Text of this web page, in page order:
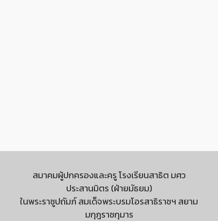
สมาคมผู้ปกครองและครู โรงเรียนสาธิต มศว
ประสานมิตร (ฝ่ายมัธยม)
ในพระราชูปถัมภ์ สมเด็จพระบรมโอรสาธิราชฯ สยาม
มกุฎราชกุมาร